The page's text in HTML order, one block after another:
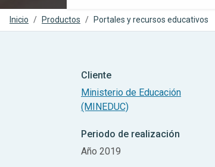
Inicio Productos Portales y recursos educativos
Cliente
Ministerio de Educación
(MINEDUC)
Periodo de realización
Año 2019